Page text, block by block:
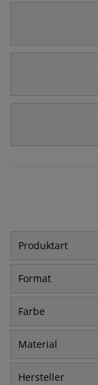
Produktart
Format
Farbe
Material
Hersteller